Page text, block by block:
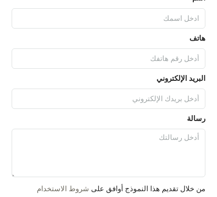
هاتف
البريد الإلكتروني
رسالة
من خلال تقديم هذا النموذج أوافق على شروط الاستخدام